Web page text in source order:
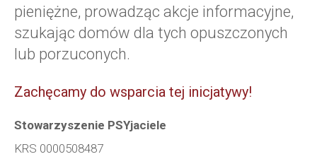
pieniężne, prowadząc akcje informacyjne,
szukając domów dla tych opuszczonych
lub porzuconych.
Zachęcamy do wsparcia tej inicjatywy!
Stowarzyszenie PSYjaciele
KRS 0000508487